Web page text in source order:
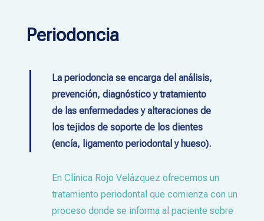
Periodoncia
La periodoncia se encarga del análisis,
prevención, diagnóstico y tratamiento
de las enfermedades y alteraciones de
los tejidos de soporte de los dientes
(encía, ligamento periodontal y hueso).
En Clínica Rojo Velázquez ofrecemos un
tratamiento periodontal que comienza con un
proceso donde se informa al paciente sobre